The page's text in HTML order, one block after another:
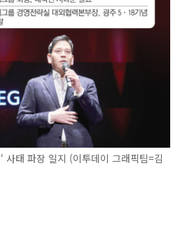
사태 파장 일지 (이투데이 그래픽팀=김